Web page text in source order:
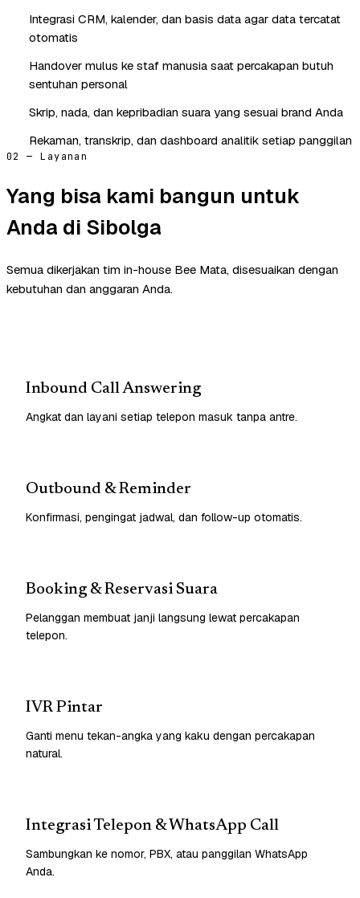
Integrasi CRM, kalender, dan basis data agar data tercatat
otomatis
Handover mulus ke staf manusia saat percakapan butuh
sentuhan personal
Skrip, nada, dan kepribadian suara yang sesuai brand Anda
Rekaman, transkrip, dan dashboard analitik setiap panggilan
02 — Layanan
Yang bisa kami bangun untuk
Anda di Sibolga
Semua dikerjakan tim in-house Bee Mata, disesuaikan dengan
kebutuhan dan anggaran Anda.
Inbound Call Answering
Angkat dan layani setiap telepon masuk tanpa antre.
Outbound & Reminder
Konfirmasi, pengingat jadwal, dan follow-up otomatis.
Booking & Reservasi Suara
Pelanggan membuat janji langsung lewat percakapan
telepon.
IVR Pintar
Ganti menu tekan-angka yang kaku dengan percakapan
natural.
Integrasi Telepon & WhatsApp Call
Sambungkan ke nomor, PBX, atau panggilan WhatsApp
Anda.